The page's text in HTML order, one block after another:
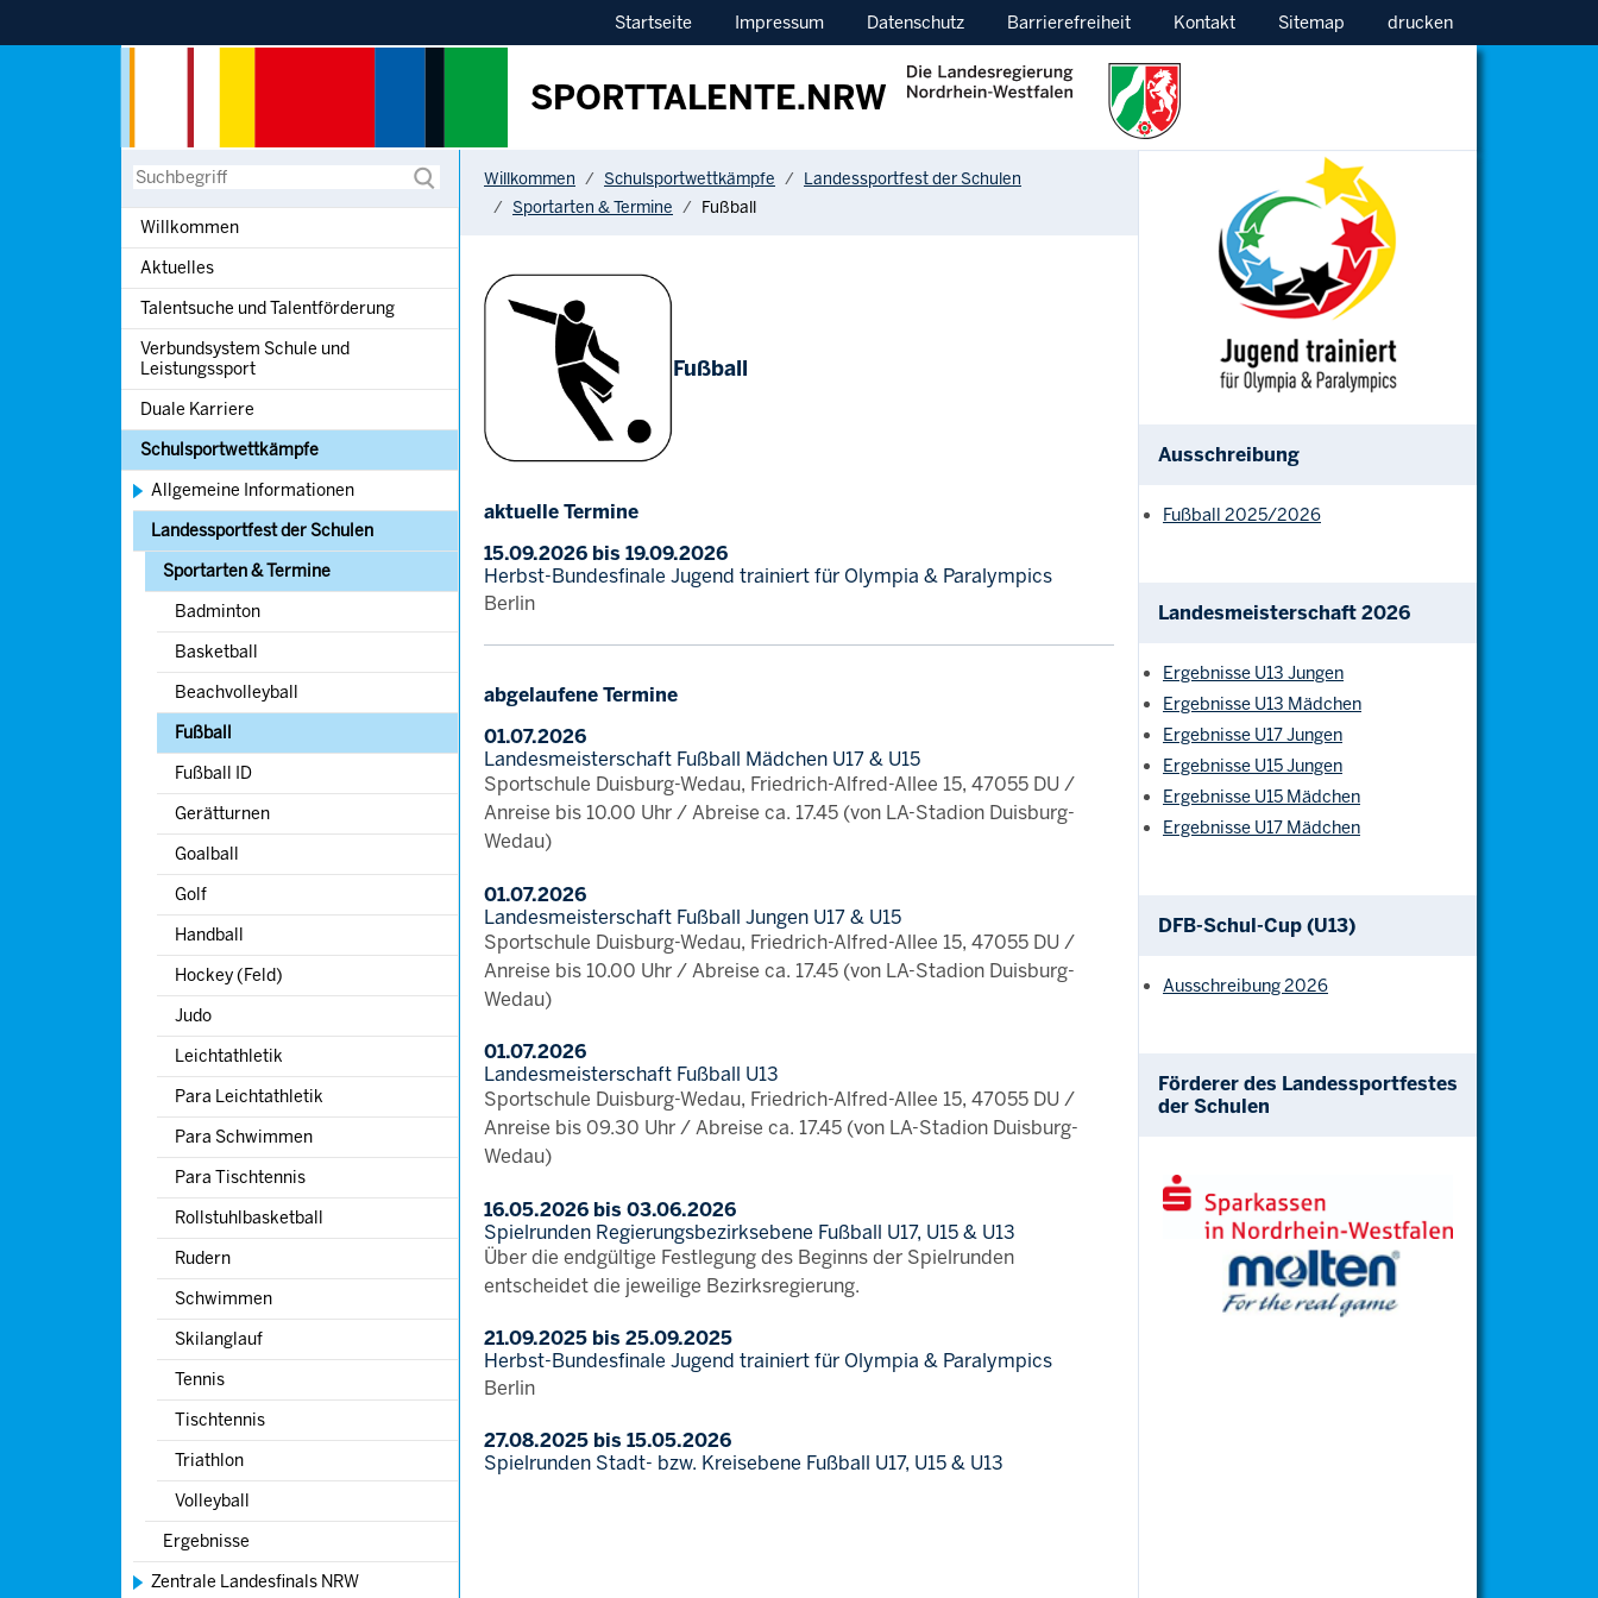
Startseite Impressum Datenschutz Barrierefreiheit Kontakt Sitemap drucken
SPORTTALENTE.NRW
Suche
Willkommen
Aktuelles
Talentsuche und Talentförderung
Verbundsystem Schule und
Leistungssport
Duale Karriere
Schulsportwettkämpfe
Allgemeine Informationen
Landessportfest der Schulen
Sportarten & Termine
Badminton
Basketball
Beachvolleyball
Fußball
Fußball ID
Gerätturnen
Goalball
Golf
Handball
Hockey (Feld)
Judo
Leichtathletik
Para Leichtathletik
Para Schwimmen
Para Tischtennis
Rollstuhlbasketball
Rudern
Schwimmen
Skilanglauf
Tennis
Tischtennis
Triathlon
Volleyball
Ergebnisse
Zentrale Landesfinals NRW
Willkommen Schulsportwettkämpfe
Landessportfest der Schulen
Sportarten & Termine
Fußball
Fußball
aktuelle Termine
15.09.2026 bis 19.09.2026
Herbst-Bundesfinale Jugend trainiert für Olympia & Paralympics
Berlin
abgelaufene Termine
01.07.2026
Landesmeisterschaft Fußball Mädchen U17 & U15
Sportschule Duisburg-Wedau, Friedrich-Alfred-Allee 15, 47055 DU /
Anreise bis 10.00 Uhr / Abreise ca. 17.45 (von LA-Stadion Duisburg-
Wedau)
01.07.2026
Landesmeisterschaft Fußball Jungen U17 & U15
Sportschule Duisburg-Wedau, Friedrich-Alfred-Allee 15, 47055 DU /
Anreise bis 10.00 Uhr / Abreise ca. 17.45 (von LA-Stadion Duisburg-
Wedau)
01.07.2026
Landesmeisterschaft Fußball U13
Sportschule Duisburg-Wedau, Friedrich-Alfred-Allee 15, 47055 DU /
Anreise bis 09.30 Uhr / Abreise ca. 17.45 (von LA-Stadion Duisburg-
Wedau)
16.05.2026 bis 03.06.2026
Spielrunden Regierungsbezirksebene Fußball U17, U15 & U13
Über die endgültige Festlegung des Beginns der Spielrunden
entscheidet die jeweilige Bezirksregierung.
21.09.2025 bis 25.09.2025
Herbst-Bundesfinale Jugend trainiert für Olympia & Paralympics
Berlin
27.08.2025 bis 15.05.2026
Spielrunden Stadt- bzw. Kreisebene Fußball U17, U15 & U13
Ausschreibung
Fußball 2025/2026
Landesmeisterschaft 2026
Ergebnisse U13 Jungen
Ergebnisse U13 Mädchen
Ergebnisse U17 Jungen
Ergebnisse U15 Jungen
Ergebnisse U15 Mädchen
Ergebnisse U17 Mädchen
DFB-Schul-Cup (U13)
Ausschreibung 2026
Förderer des Landessportfestes
der Schulen